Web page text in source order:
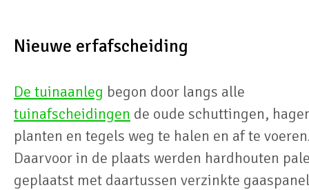
Nieuwe erfafscheiding
De tuinaanleg begon door langs alle
tuinafscheidingen de oude schuttingen,
planten en tegels weg te halen en af te
Daarvoor in de plaats werden hardhouten
geplaatst met daartussen verzinkte